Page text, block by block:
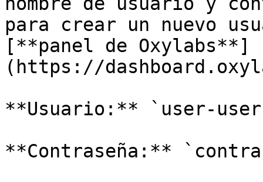
para crear un nuevo
[**panel de Oxylabs**]
(https://
**Usuario:** `user-
**Contraseña:**